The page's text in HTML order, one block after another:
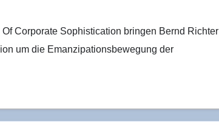
Corporate Sophistication bringen Bernd Richter
um die Emanzipationsbewegung der